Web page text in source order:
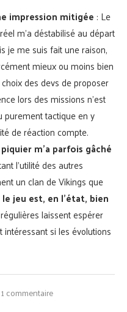
impression mitigée : Le
m’a déstabilisé au départ
je me suis fait une raison,
mieux ou moins bien
des devs de proposer
lors des missions n’est
purement tactique en y
de réaction compte.
m’a parfois gâché
l’utilité des autres
un clan de Vikings que
le jeu est, en l’état, bien
laissent espérer
si les évolutions
1 commentaire